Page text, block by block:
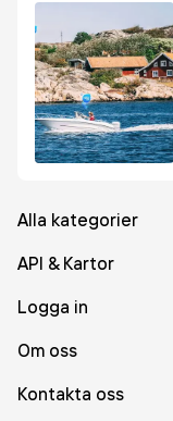
Alla kategorier
API & Kartor
Logga in
Om oss
Kontakta oss